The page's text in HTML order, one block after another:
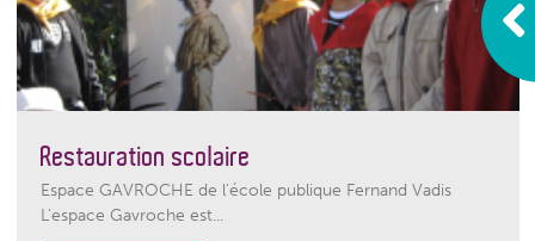
Restauration scolaire
Espace GAVROCHE de l'école publique Fernand Vadis
L'espace Gavroche est...